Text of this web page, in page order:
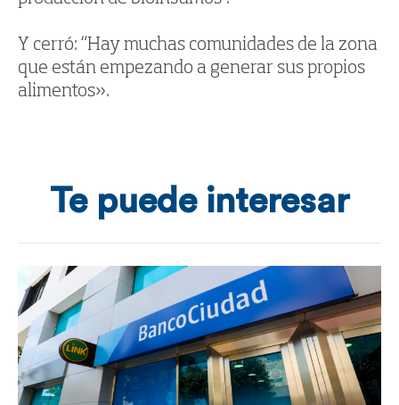
Y cerró: “Hay muchas comunidades de la zona
que están empezando a generar sus propios
alimentos».
Te puede interesar